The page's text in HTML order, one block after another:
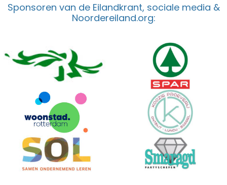
Sponsoren van de Eilandkrant, sociale media &
Noordereiland.org: